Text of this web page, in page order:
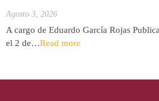
Agosto 3, 2026
A cargo de Eduardo García Rojas
el 2 de…Read more